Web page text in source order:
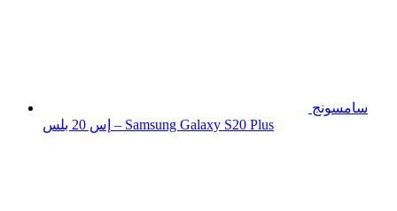
سامسونج
إس 20 بلس – Samsung Galaxy S20 Plus